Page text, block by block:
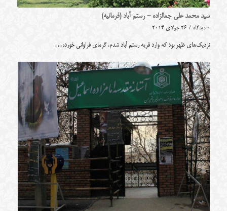
سید محمد علی جمالزاده - رستم آباد (فرمانیه)
0 دیدگاه / 26 جولای 2014
نزدیک‌های ظهر بود که وارد قریه رستم آباد شدم. گرمای فراوانی خورده…